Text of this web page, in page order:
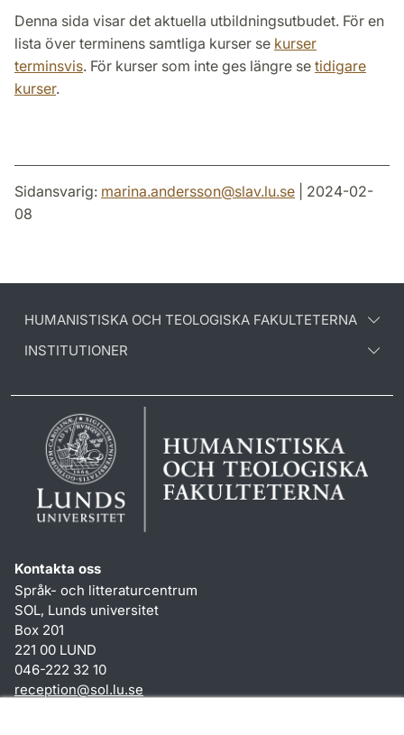
Denna sida visar det aktuella utbildningsutbudet. För en
lista över terminens samtliga kurser se kurser
terminsvis. För kurser som inte ges längre se tidigare
kurser.
Sidansvarig: marina.andersson@slav.lu.se | 2024-02-
08
HUMANISTISKA OCH TEOLOGISKA FAKULTETERNA
INSTITUTIONER
Kontakta oss
Språk- och litteraturcentrum
SOL, Lunds universitet
Box 201
221 00 LUND
046-222 32 10
reception@sol.lu.se